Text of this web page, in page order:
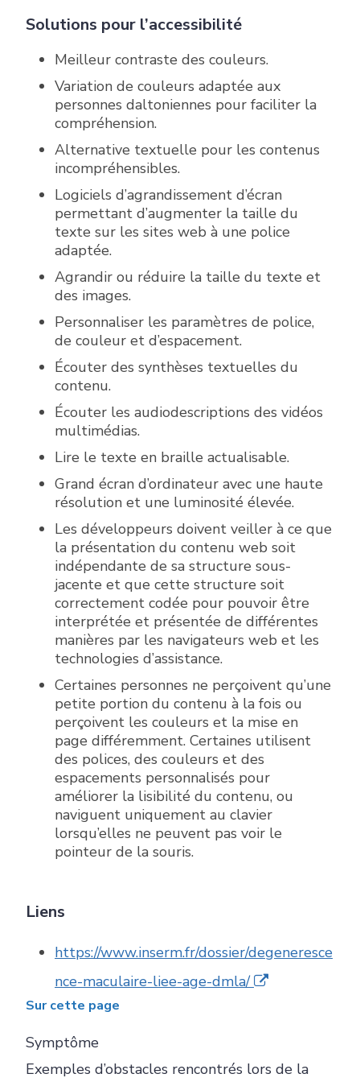
Sur cette page
Symptôme
Exemples d’obstacles rencontrés lors de la
Solutions pour l’accessibilité
Meilleur contraste des couleurs.
Variation de couleurs adaptée aux
personnes daltoniennes pour faciliter la
compréhension.
Alternative textuelle pour les contenus
incompréhensibles.
Logiciels d’agrandissement d’écran
permettant d’augmenter la taille du
texte sur les sites web à une police
adaptée.
Agrandir ou réduire la taille du texte et
des images.
Personnaliser les paramètres de police,
de couleur et d’espacement.
Écouter des synthèses textuelles du
contenu.
Écouter les audiodescriptions des vidéos
multimédias.
Lire le texte en braille actualisable.
Grand écran d’ordinateur avec une haute
résolution et une luminosité élevée.
Les développeurs doivent veiller à ce que
la présentation du contenu web soit
indépendante de sa structure sous-
jacente et que cette structure soit
correctement codée pour pouvoir être
interprétée et présentée de différentes
manières par les navigateurs web et les
technologies d’assistance.
Certaines personnes ne perçoivent qu’une
petite portion du contenu à la fois ou
perçoivent les couleurs et la mise en
page différemment. Certaines utilisent
des polices, des couleurs et des
espacements personnalisés pour
améliorer la lisibilité du contenu, ou
naviguent uniquement au clavier
lorsqu’elles ne peuvent pas voir le
pointeur de la souris.
Liens
https://www.inserm.fr/dossier/degeneresce
nce-maculaire-liee-age-dmla/